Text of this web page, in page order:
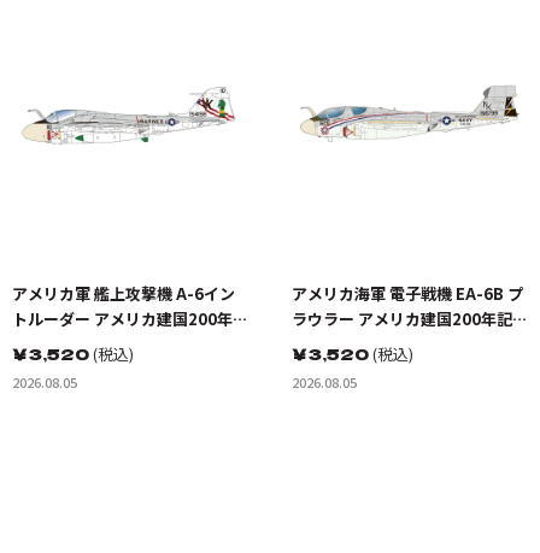
アメリカ軍 艦上攻撃機 A-6イン
トルーダー アメリカ建国200年記
念塗装機 2機セット 海兵隊VMA-
121 グリーンナイツ & 海軍 VA-
176 サンダーボルツ "Spirit of
￥3,520(税込)
2026.08.05
アメリカ海軍 電子戦機 EA-6B プ
ラウラー アメリカ建国200年記念
塗装機 2機セット VAQ-136 ガン
トレット&VAQ-134 ガルーダス
￥3,520(税込)
2026.08.05